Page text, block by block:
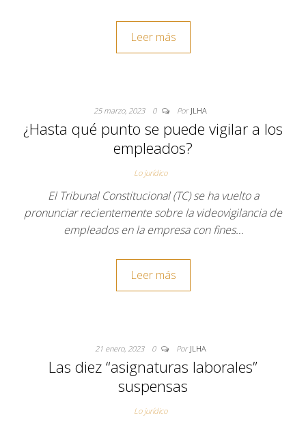
Leer más
25 marzo, 2023 0 Por JLHA
¿Hasta qué punto se puede vigilar a los
empleados?
Lo jurídico
El Tribunal Constitucional (TC) se ha vuelto a
pronunciar recientemente sobre la videovigilancia de
empleados en la empresa con fines…
Leer más
21 enero, 2023 0 Por JLHA
Las diez “asignaturas laborales”
suspensas
Lo jurídico